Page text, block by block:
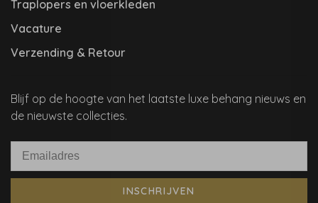
Traplopers en vloerkleden
Vacature
Verzending & Retour
Blijf op de hoogte van het laatste luxe behang nieuws en
de nieuwste collecties.
INSCHRIJVEN